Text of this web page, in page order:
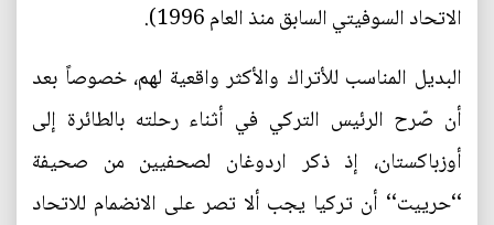
الاتحاد السوفيتي السابق منذ العام 1996).
البديل المناسب للأتراك والأكثر واقعية لهم، خصوصاً بعد
أن صّرح الرئيس التركي في أثناء رحلته بالطائرة إلى
أوزباكستان، إذ ذكر اردوغان لصحفيين من صحيفة
‘‘حرييت‘‘ أن تركيا يجب ألا تصر على الانضمام للاتحاد